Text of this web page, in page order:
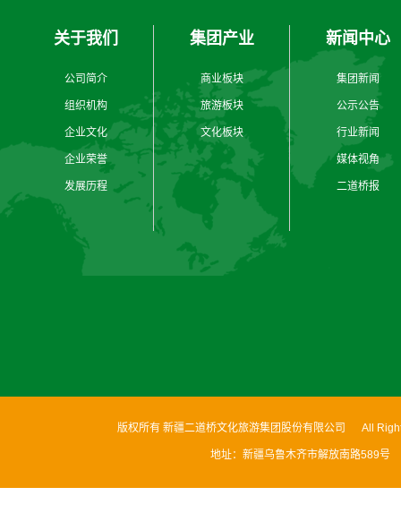
关于我们
公司简介
组织机构
企业文化
企业荣誉
发展历程
集团产业
商业板块
旅游板块
文化板块
新闻中心
集团新闻
公示公告
行业新闻
媒体视角
二道桥报
版权所有 新疆二道桥文化旅游集团股份有限公司 All
地址：新疆乌鲁木齐市解放南路589号